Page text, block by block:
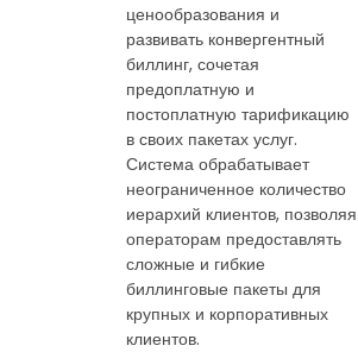
ценообразования и
развивать конвергентный
биллинг, сочетая
предоплатную и
постоплатную тарификацию
в своих пакетах услуг.
Система обрабатывает
неограниченное количество
иерархий клиентов, позволяя
операторам предоставлять
сложные и гибкие
биллинговые пакеты для
крупных и корпоративных
клиентов.